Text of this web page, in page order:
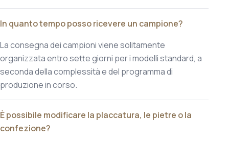
In quanto tempo posso ricevere un campione?
La consegna dei campioni viene solitamente
organizzata entro sette giorni per i modelli standard, a
seconda della complessità e del programma di
produzione in corso.
È possibile modificare la placcatura, le pietre o la
confezione?